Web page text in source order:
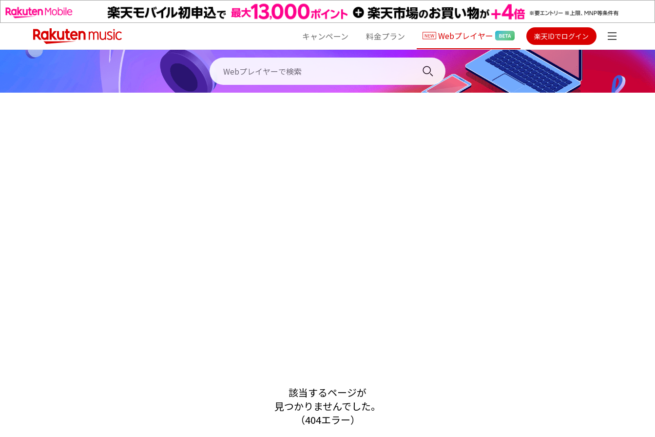
キャンペーン 料金プラン Webプレイヤー 楽天IDでログイン
該当するページが
見つかりませんでした。
（404エラー）